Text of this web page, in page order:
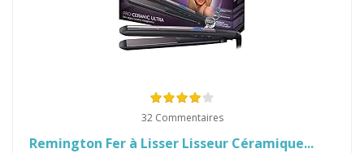
32 Commentaires
Remington Fer à Lisser Lisseur Céramique...